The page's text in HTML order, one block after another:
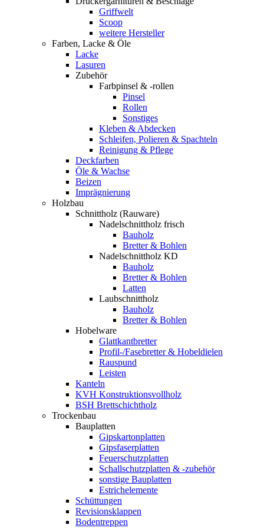
Griffwelt
Scoop
weitere Hersteller
Farben, Lacke & Öle
Lacke
Lasuren
Zubehör
Farbpinsel & -rollen
Pinsel
Rollen
Sonstiges
Kleben & Abdecken
Schleifen, Polieren & Spachteln
Reinigung & Pflege
Deckfarben
Öle & Wachse
Beizen
Imprägnierung
Holzbau
Schnittholz (Rauware)
Nadelschnittholz frisch
Bauholz
Bretter & Bohlen
Nadelschnittholz KD
Bauholz
Bretter & Bohlen
Latten
Laubschnittholz
Bauholz
Bretter & Bohlen
Hobelware
Glattkantbretter
Profil-/Fasebretter & Hobeldielen
Rauspund
Leisten
Kanteln
KVH Konstruktionsvollholz
BSH Brettschichtholz
Trockenbau
Bauplatten
Gipskartonplatten
Gipsfaserplatten
Feuerschutzplatten
Schallschutzplatten & -zubehör
sonstige Bauplatten
Estrichelemente
Schüttungen
Revisionsklappen
Bodentreppen